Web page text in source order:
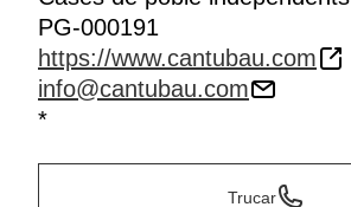
PG-000191
https://www.cantubau.com
info@cantubau.com
*
Trucar